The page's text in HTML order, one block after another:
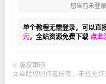
您当前未登
单个教程无需登录，可以直
元，全站资源免费下载 点此
© 版权声明
文章版权归作者所有，未经允许